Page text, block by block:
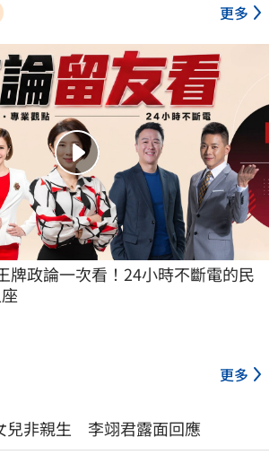
更多
牌政論一次看！24小時不斷電的民
更多
兒非親生 李翊君露面回應